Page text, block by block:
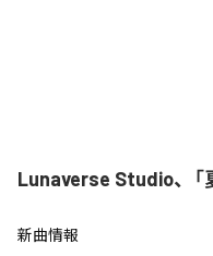
Lunaverse Studio、「
新曲情報